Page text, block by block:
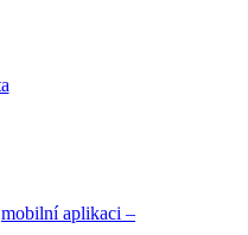
mobilní aplikaci –